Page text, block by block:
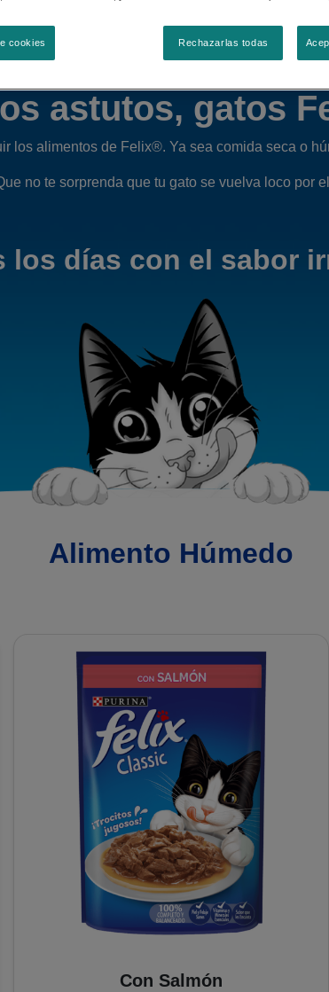
astutos, gatos
los alimentos de Felix®. Ya sea comida seca o
no te sorprenda que tu gato se vuelva loco por
los días con el sabor
Alimento Húmedo
Con Salmón
Rechazarlas todas
cookies